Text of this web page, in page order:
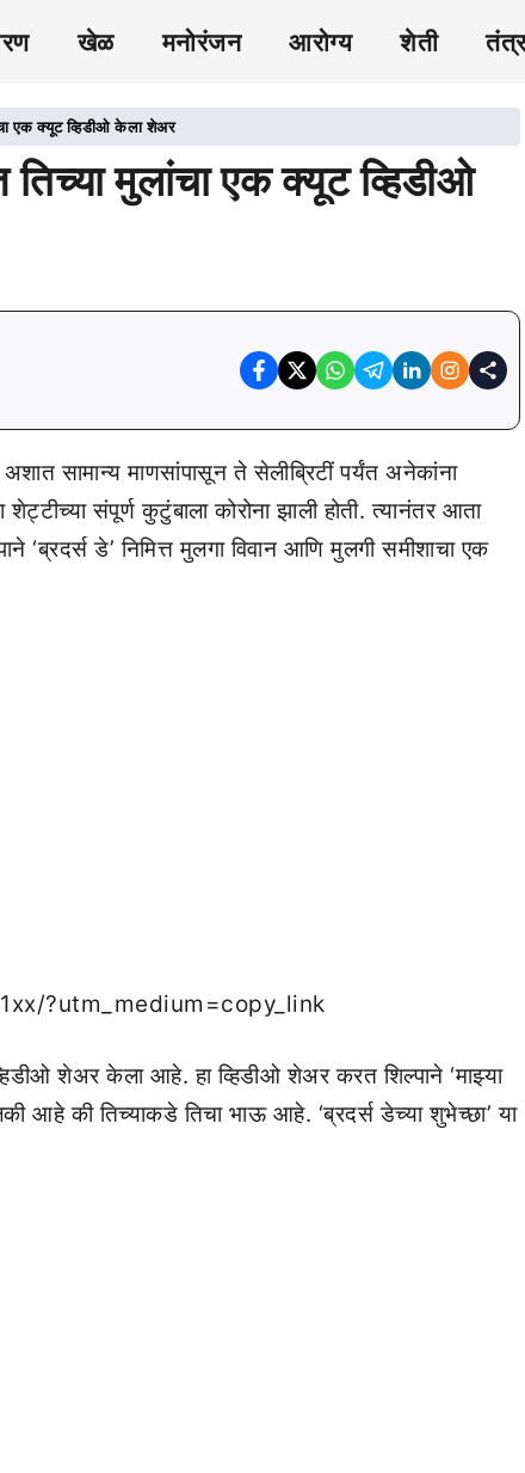
खेळ मनोरंजन आरोग्य शेती
एक क्यूट व्हिडीओ केला शेअर
तिच्या मुलांचा एक क्यूट व्हिडीओ
सामान्य माणसांपासून ते सेलीब्रिटीं पर्यंत अनेकांना
शेट्टीच्या संपूर्ण कुटुंबाला कोरोना झाली होती. त्यानंतर आता
‘ब्रदर्स डे’ निमित्त मुलगा विवान आणि मुलगी समीशाचा एक
?utm_medium=copy_link
शेअर केला आहे. हा व्हिडीओ शेअर करत शिल्पाने ‘माझ्या
आहे की तिच्याकडे तिचा भाऊ आहे. ‘ब्रदर्स डेच्या शुभेच्छा’ या